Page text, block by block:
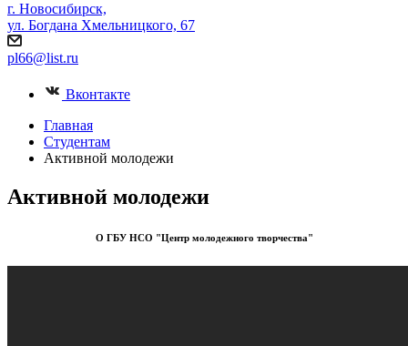
г. Новосибирск,
ул. Богдана Хмельницкого, 67
pl66@list.ru
Вконтакте
Главная
Студентам
Активной молодежи
Активной молодежи
О ГБУ НСО "Центр молодежного творчества"